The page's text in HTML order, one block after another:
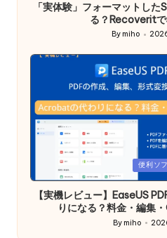
「実体験」フォーマットし
る？Recoverit
Posted
by
By miho
Posted
in
便利ソ
【実機レビュー】EaseUS
りになる？料金・編集
Posted
By miho